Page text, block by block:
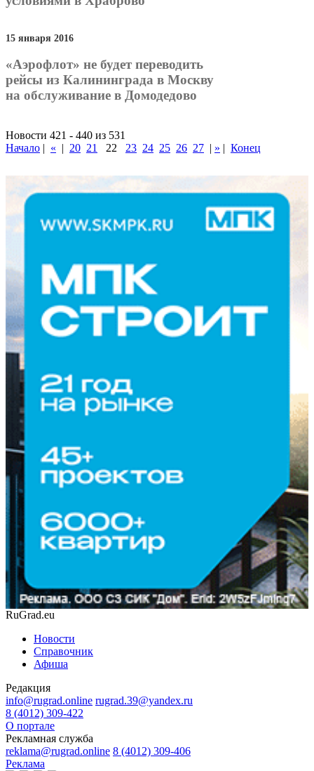
15 января 2016
«Аэрофлот» не будет переводить
рейсы из Калининграда в Москву
на обслуживание в Домодедово
Новости 421 - 440 из 531
Начало | « | 20 21 22 23 24 25 26 27 | » | Конец
RuGrad.eu
Новости
Справочник
Афиша
Редакция
info@rugrad.online rugrad.39@yandex.ru
8 (4012) 309-422
О портале
Рекламная служба
reklama@rugrad.online 8 (4012) 309-406
Реклама